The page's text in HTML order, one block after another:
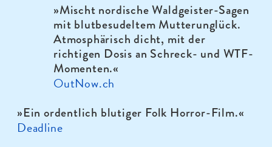
»Mischt nordische Waldgeister-Sagen
mit blutbesudeltem Mutterunglück.
Atmosphärisch dicht, mit der
richtigen Dosis an Schreck- und WTF-
Momenten.«
OutNow.ch
»Ein ordentlich blutiger Folk Horror-Film.«
Deadline